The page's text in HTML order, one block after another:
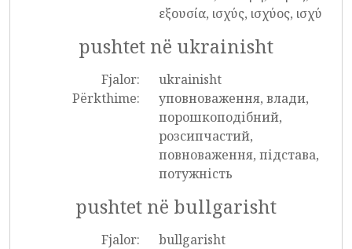
εξουσία, ισχύς, ισχύος, ισχύ
pushtet në ukrainisht
Fjalor:
ukrainisht
Përkthime:
уповноваження, влади,
порошкоподібний,
розсипчастий,
повноваження, підстава,
потужність
pushtet në bullgarisht
Fjalor:
bullgarisht